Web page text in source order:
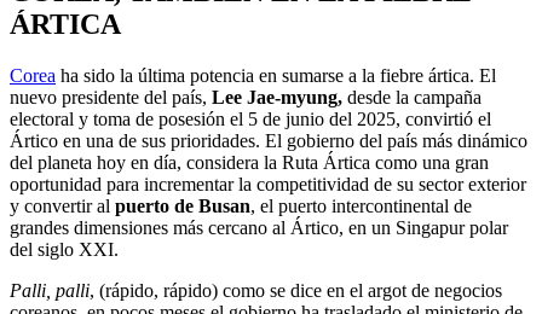
ÁRTICA
Corea ha sido la última potencia en sumarse a la fiebre ártica. El
nuevo presidente del país, Lee Jae‑myung, desde la campaña
electoral y toma de posesión el 5 de junio del 2025, convirtió el
Ártico en una de sus prioridades. El gobierno del país más dinámico
del planeta hoy en día, considera la Ruta Ártica como una gran
oportunidad para incrementar la competitividad de su sector exterior
y convertir al puerto de Busan, el puerto intercontinental de
grandes dimensiones más cercano al Ártico, en un Singapur polar
del siglo XXI.
Palli, palli, (rápido, rápido) como se dice en el argot de negocios